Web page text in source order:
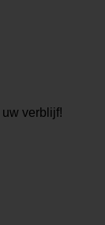
verblijf!